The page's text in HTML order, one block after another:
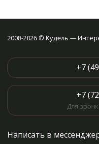
2008-2026 © Кудель —
+7
+7
Для
Написать в